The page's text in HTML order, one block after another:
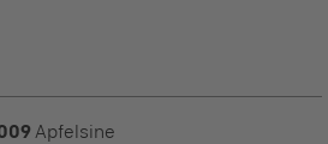
Apfelsine